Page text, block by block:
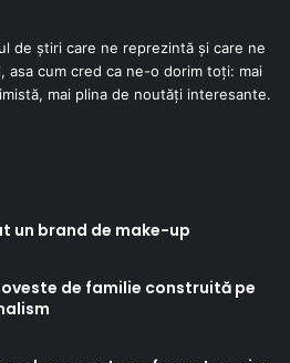
de știri care ne reprezintă și care ne
asa cum cred ca ne-o dorim toți: mai
mai plina de noutăți interesante.
un brand de make-up
de familie construită pe